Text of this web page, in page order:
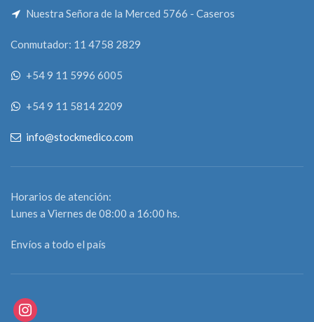
Nuestra Señora de la Merced 5766 - Caseros
Conmutador: 11 4758 2829
+54 9 11 5996 6005
+54 9 11 5814 2209
info@stockmedico.com
Horarios de atención:
Lunes a Viernes de 08:00 a 16:00 hs.
Envíos a todo el país
instagram